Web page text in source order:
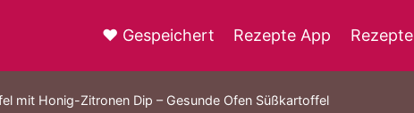
♥ Gespeichert Rezepte App Rezepte
mit Honig-Zitronen Dip – Gesunde Ofen Süßkartoffel